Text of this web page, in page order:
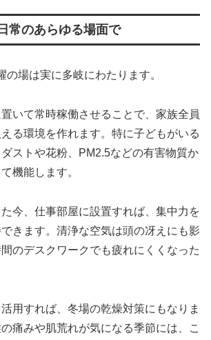
常のあらゆる場面で
の場は実に多岐にわたります。
いて常時稼働させることで、家族全員
る環境を作れます。特に子どもがいる
ストや花粉、PM2.5などの有害物質か
機能します。
今、仕事部屋に設置すれば、集中力を
きます。清浄な空気は頭の冴えにも影
のデスクワークでも疲れにくくなった
用すれば、冬場の乾燥対策にもなりま
痛みや肌荒れが気になる季節には、こ